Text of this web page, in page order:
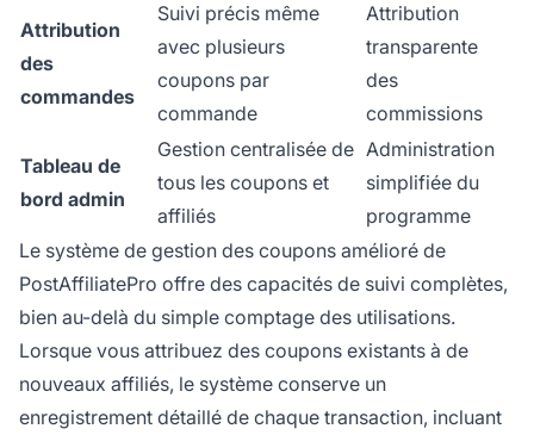
Attribution
des
commandes
Suivi précis même
avec plusieurs
coupons par
commande
Attribution
transparente
des
commissions
Tableau de
bord admin
Gestion centralisée de
tous les coupons et
affiliés
Administration
simplifiée du
programme
Le système de gestion des coupons amélioré de
PostAffiliatePro offre des capacités de suivi complètes,
bien au-delà du simple comptage des utilisations.
Lorsque vous attribuez des coupons existants à de
nouveaux affiliés, le système conserve un
enregistrement détaillé de chaque transaction, incluant